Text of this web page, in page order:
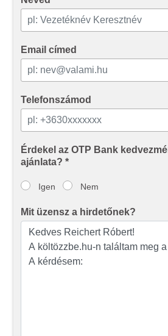
Email címed
Telefonszámod
Érdekel az OTP Bank
ajánlata? *
Igen Nem
Mit üzensz a hirdetőnek?